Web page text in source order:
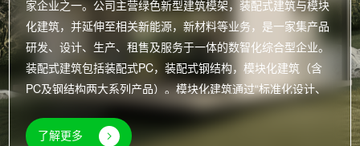
家企业之一。公司主营绿色新型建筑模架，装配式建筑与模块
化建筑，并延伸至相关新能源，新材料等业务，是一家集产品
研发、设计、生产、租售及服务于一体的数智化综合型企业。
装配式建筑包括装配式PC，装配式钢结构，模块化建筑（含
PC及钢结构两大系列产品）。模块化建筑通过“标准化设计、
工厂化生产、装配化施工和信息化管理”的系统化解决方案，打
造既符合住建部“6633”标准的“好房子”，又对标国际标准的高
了解更多